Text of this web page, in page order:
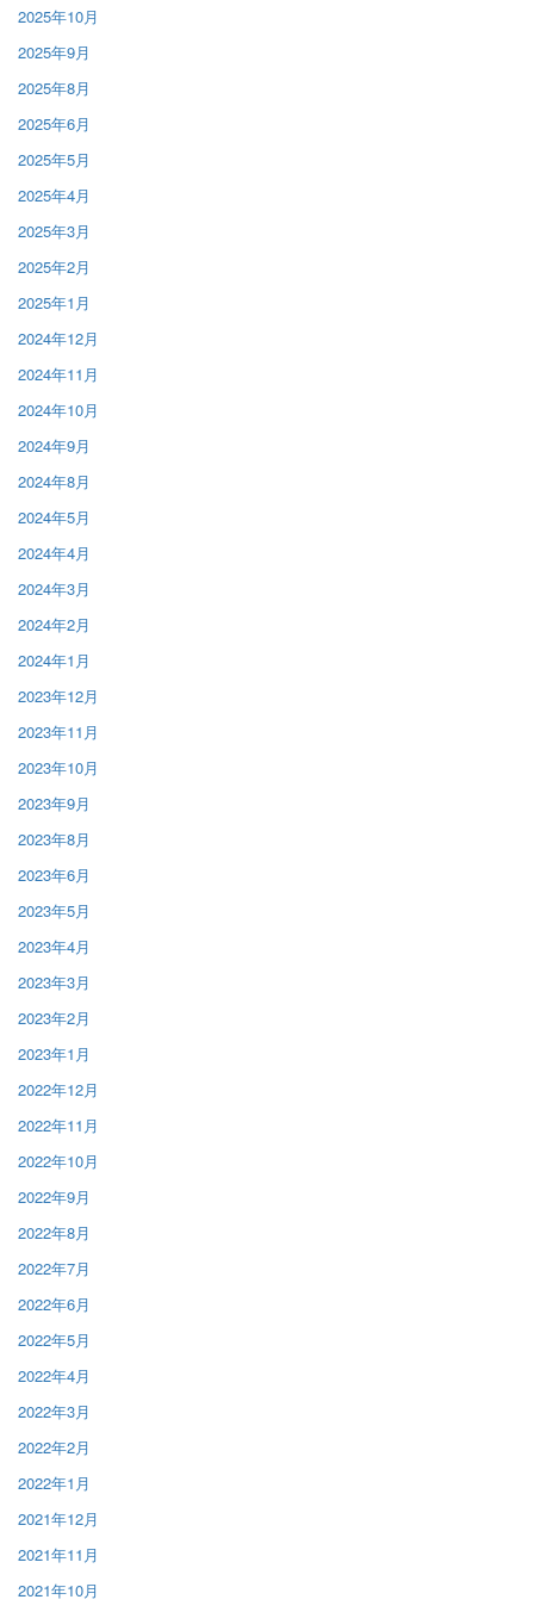
2025年10月
2025年9月
2025年8月
2025年6月
2025年5月
2025年4月
2025年3月
2025年2月
2025年1月
2024年12月
2024年11月
2024年10月
2024年9月
2024年8月
2024年5月
2024年4月
2024年3月
2024年2月
2024年1月
2023年12月
2023年11月
2023年10月
2023年9月
2023年8月
2023年6月
2023年5月
2023年4月
2023年3月
2023年2月
2023年1月
2022年12月
2022年11月
2022年10月
2022年9月
2022年8月
2022年7月
2022年6月
2022年5月
2022年4月
2022年3月
2022年2月
2022年1月
2021年12月
2021年11月
2021年10月